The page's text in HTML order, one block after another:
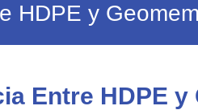
HDPE y
Entre HDPE